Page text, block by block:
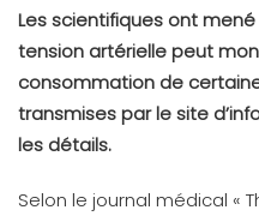
Les scientifiques ont
tension artérielle peut
consommation de
transmises par le site
les détails.
Selon le journal médical «